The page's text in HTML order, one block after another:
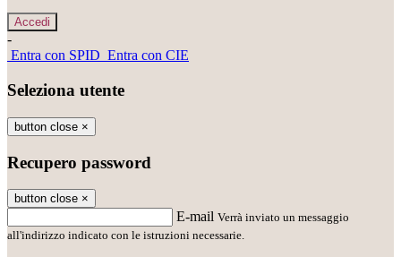
-
Entra con SPID Entra con CIE
Seleziona utente
button close ×
Recupero password
button close ×
E-mail Verrà inviato un messaggio
all'indirizzo indicato con le istruzioni necessarie.